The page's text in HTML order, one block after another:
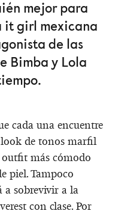
mejor para
it girl mexicana
de las
Bimba y Lola
cada una encuentre
de tonos marfil
más cómodo
piel. Tampoco
a sobrevivir a la
con clase. Por